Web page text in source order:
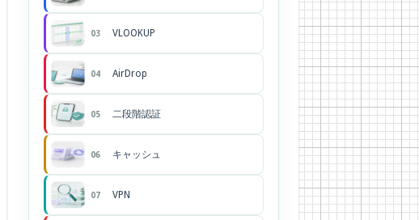
03 VLOOKUP
04 AirDrop
05 二段階認証
06 キャッシュ
07 VPN